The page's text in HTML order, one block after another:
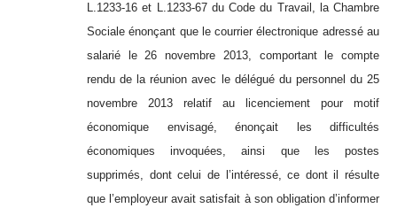
L.1233-16 et L.1233-67 du Code du Travail, la Chambre
Sociale énonçant que le courrier électronique adressé au
salarié le 26 novembre 2013, comportant le compte
rendu de la réunion avec le délégué du personnel du 25
novembre 2013 relatif au licenciement pour motif
économique envisagé, énonçait les difficultés
économiques invoquées, ainsi que les postes
supprimés, dont celui de l’intéressé, ce dont il résulte
que l’employeur avait satisfait à son obligation d’informer